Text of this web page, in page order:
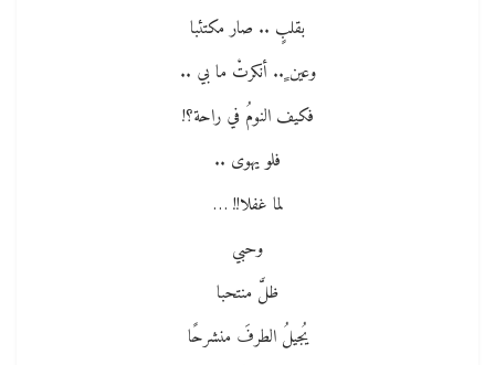
بقلبٍ .. صار مكتئبا
وعين ٍ.. أنكرتْ ما بي ..
فكيف النومُ في راحة؟!
فلو يهوى ..
لما غفلا!! …
وحبي
ظلَّ منتحبا
يُجيلُ الطرفَ منشرحًا